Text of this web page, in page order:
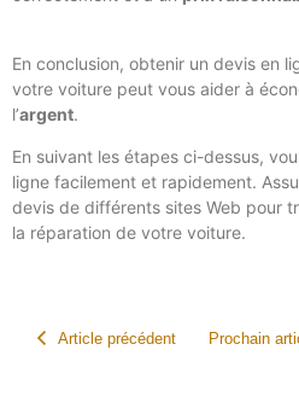
En conclusion, obtenir un devis en
votre voiture peut vous aider à
l’argent.
En suivant les étapes ci-dessus,
ligne facilement et rapidement.
devis de différents sites Web pour
la réparation de votre voiture.
Article précédent Prochain